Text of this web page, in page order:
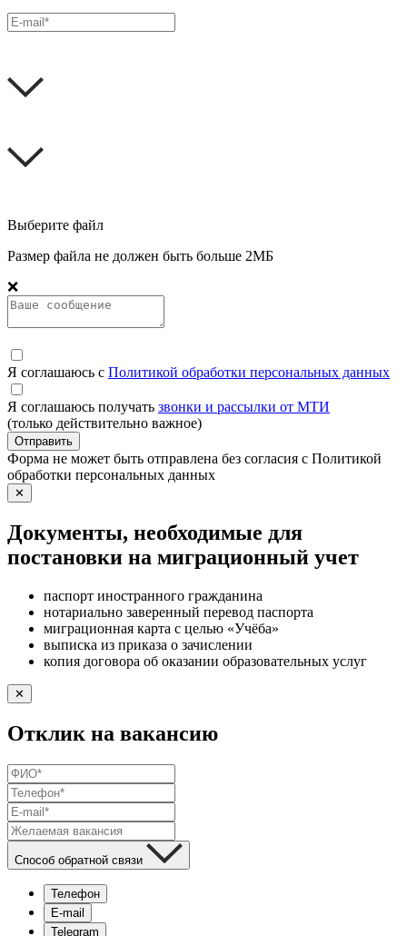
Выберите файл
Размер файла не должен быть больше 2МБ
❌
Я соглашаюсь с Политикой обработки персональных данных
Я соглашаюсь получать звонки и рассылки от МТИ
(только действительно важное)
Отправить
Форма не может быть отправлена без согласия с Политикой
обработки персональных данных
✕
Документы, необходимые для
постановки на миграционный учет
паспорт иностранного гражданина
нотариально заверенный перевод паспорта
миграционная карта с целью «Учёба»
выписка из приказа о зачислении
копия договора об оказании образовательных услуг
✕
Отклик на вакансию
Способ обратной связи
Телефон
E-mail
Telegram